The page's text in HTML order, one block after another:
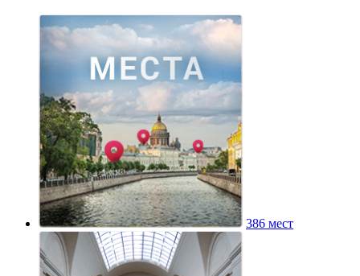
386 мест